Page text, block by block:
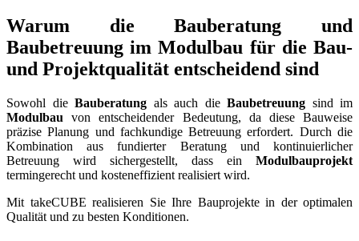
Warum die Bauberatung und
Baubetreuung im Modulbau für die Bau-
und Projektqualität entscheidend sind
Sowohl die Bauberatung als auch die Baubetreuung sind im
Modulbau von entscheidender Bedeutung, da diese Bauweise
präzise Planung und fachkundige Betreuung erfordert. Durch die
Kombination aus fundierter Beratung und kontinuierlicher
Betreuung wird sichergestellt, dass ein Modulbauprojekt
termingerecht und kosteneffizient realisiert wird.
Mit takeCUBE realisieren Sie Ihre Bauprojekte in der optimalen
Qualität und zu besten Konditionen.